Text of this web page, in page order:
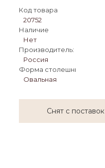
Код товара
20752
Наличие
Нет
Производитель:
Россия
Форма столешницы:
Овальная
Снят с поставок